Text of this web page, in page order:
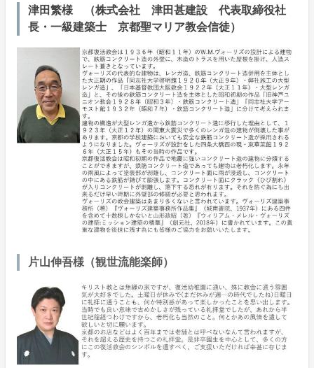
津田繁様 （株式会社 津田甚建設 代表取締役社
長・一級建築士 京都聖マリア教会信徒）
片山伸吾様（観世流能楽師）